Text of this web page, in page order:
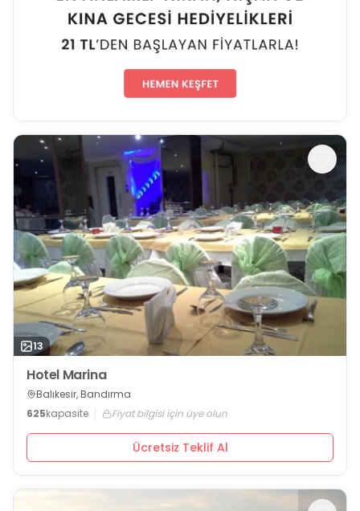
13
Hotel Marina
Balıkesir, Bandırma
625kapasite Fiyat bilgisi için üye olun
Ücretsiz Teklif Al